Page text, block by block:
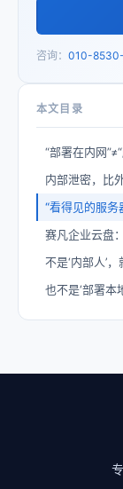
咨询： 010-
本文目录
“部署在内网
内部泄密，比
“看得见的服务
赛凡企业云盘
不是‘内部人’
也不是‘部署本